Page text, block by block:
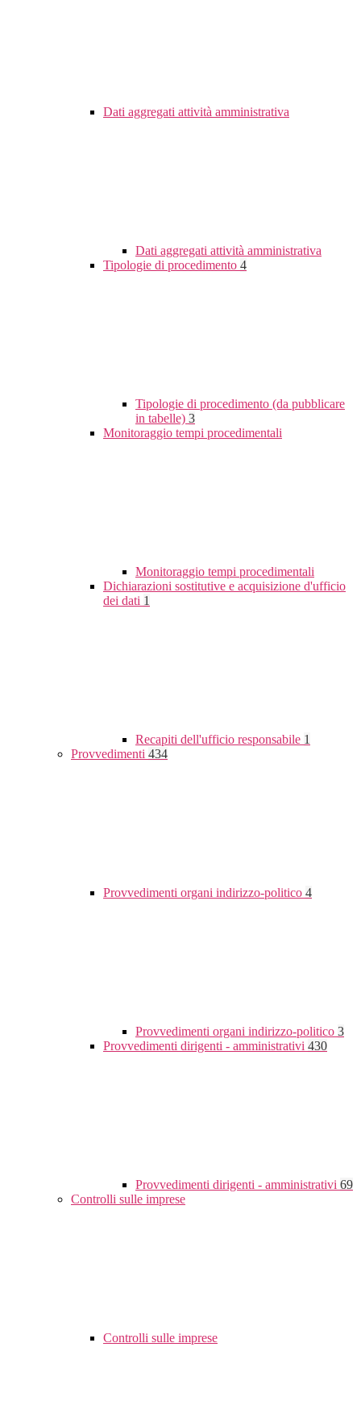
Dati aggregati attività amministrativa
Dati aggregati attività amministrativa
Tipologie di procedimento 4
Tipologie di procedimento (da pubblicare
in tabelle) 3
Monitoraggio tempi procedimentali
Monitoraggio tempi procedimentali
Dichiarazioni sostitutive e acquisizione d'ufficio
dei dati 1
Recapiti dell'ufficio responsabile 1
Provvedimenti 434
Provvedimenti organi indirizzo-politico 4
Provvedimenti organi indirizzo-politico 3
Provvedimenti dirigenti - amministrativi 430
Provvedimenti dirigenti - amministrativi 69
Controlli sulle imprese
Controlli sulle imprese